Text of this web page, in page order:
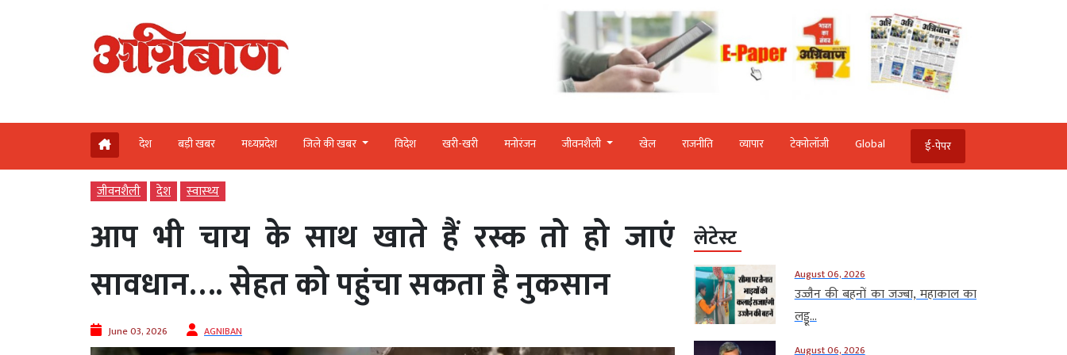
देश बड़ी खबर मध्‍यप्रदेश जिले की खबर विदेश खरी-खरी मनोरंजन जीवनशैली खेल राजनीति व्‍यापार टेक्‍नोलॉजी Global ई-पेपर
जीवनशैली देश स्‍वास्‍थ्‍य
आप भी चाय के साथ खाते हैं रस्क तो हो जाएं
सावधान…. सेहत को पहुंचा सकता है नुकसान
June 03, 2026 AGNIBAN
लेटेस्ट
August 06, 2026
उज्जैन की बहनों का जज्बा, महाकाल का
लड्डू...
August 06, 2026